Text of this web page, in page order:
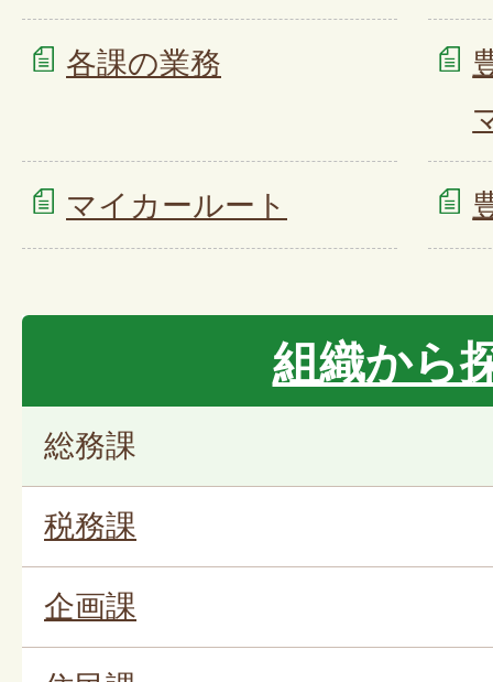
各課の業務
マイカールート
組織から
総務課
税務課
企画課